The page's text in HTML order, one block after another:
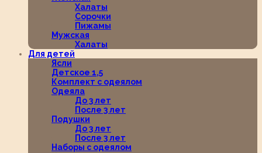
Халаты
Сорочки
Пижамы
Мужская
Халаты
Для детей
Ясли
Детское 1,5
Комплект с одеялом
Одеяла
До 3 лет
После 3 лет
Подушки
До 3 лет
После 3 лет
Наборы с одеялом